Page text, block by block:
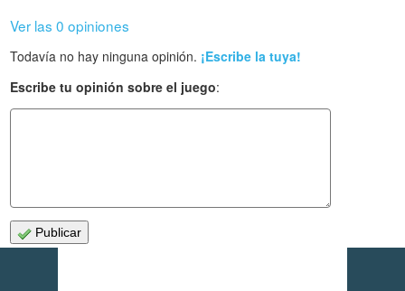
Ver las 0 opiniones
Todavía no hay ninguna opinión. ¡Escribe la tuya!
Escribe tu opinión sobre el juego:
Publicar